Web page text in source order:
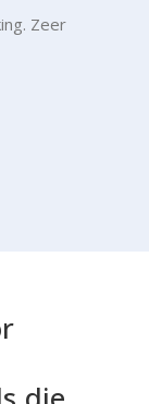
Zeer